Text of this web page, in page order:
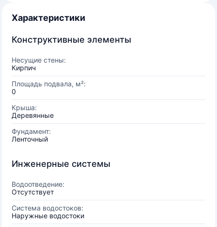
Характеристики
Конструктивные элементы
Несущие стены:
Кирпич
Площадь подвала, м²:
0
Крыша:
Деревянные
Фундамент:
Ленточный
Инженерные системы
Водоотведение:
Отсутствует
Система водостоков:
Наружные водостоки